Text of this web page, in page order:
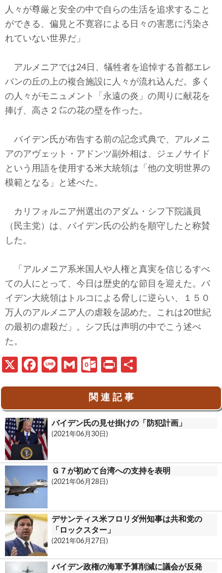
人々が尊厳と安全の中で自らの生活を追求すること
ができる、偏見と不寛容による日々の害悪に汚染さ
れていない世界だ」
アルメニアでは24日、犠牲者を追悼する首都エレ
バンの丘の上の複合施設に人々が流れ込んだ。多く
の人々がモニュメント「永遠の炎」の周りに献花を
捧げ、高さ２㍍の花の壁を作った。
バイデン氏が布告する前の記念式典で、アルメニ
アのアヴェット・アドンツ副外相は、ジェノサイド
という用語を使用する米大統領は「他の文明世界の
模範となる」と述べた。
カリフォルニア州選出のアダム・シフ下院議員
（民主党）は、バイデン氏の公約を順守したと称賛
した。
「アルメニア系米国人や人権と真実を信じるすべ
ての人にとって、今日は歴史的な節目を迎えた。バ
イデン大統領はトルコによる脅しに逆らい、１５０
万人のアルメニア人の虐殺を認めた。これは20世紀
の最初の虐殺だ」。シフ氏は声明の中でこう述べ
た。
X
Fa
o
o
k
Li
G
ail
O
lo
o
k.
o
m
Pr
t
関 連 記 事
バイデン氏の見せ掛けの「防犯計画」
(2021年06月30日)
Ｇ７が初めて台湾への支持を表明
(2021年06月28日)
デサンティス米フロリダ州知事は共和党の
「ロックスター」
(2021年06月27日)
バイデン政権の海軍予算削減に議会が反発